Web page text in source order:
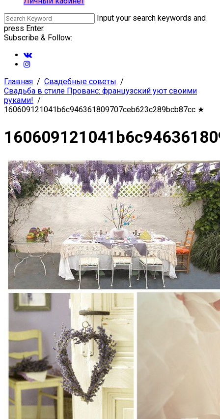
Input your search keywords and
press Enter.
Subscribe & Follow:
Главная
Свадебные советы
Свадьба в стиле Прованс: французский уют своими
руками!
160609121041b6c946361809707ceb623c289bcb87cc ★